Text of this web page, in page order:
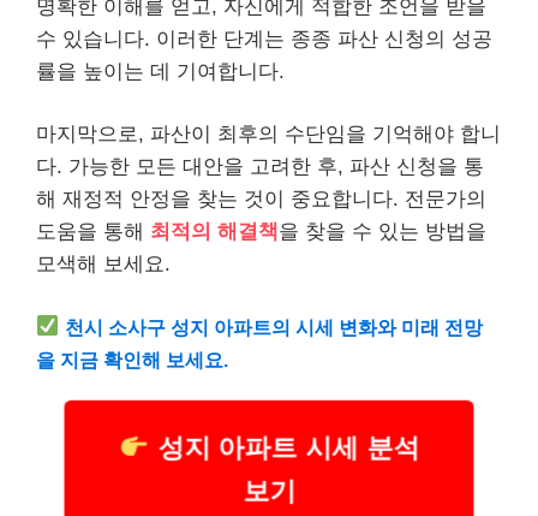
명확한 이해를 얻고, 자신에게 적합한 조언을 받을
수 있습니다. 이러한 단계는 종종 파산 신청의 성공
률을 높이는 데 기여합니다.
마지막으로, 파산이 최후의 수단임을 기억해야 합니
다. 가능한 모든 대안을 고려한 후, 파산 신청을 통
해 재정적 안정을 찾는 것이 중요합니다. 전문가의
도움을 통해 최적의 해결책을 찾을 수 있는 방법을
모색해 보세요.
천시 소사구 성지 아파트의 시세 변화와 미래 전망
을 지금 확인해 보세요.
성지 아파트 시세 분석
보기